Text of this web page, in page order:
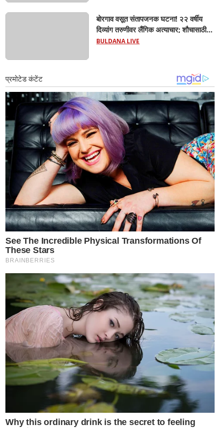
बोरगाव वसूत संतापजनक घटना! २२ वर्षीय
दिव्यांग तरुणीवर लैंगिक अत्याचार; शौचासाठी
गेलेल्या तरुणीचा पाठलाग करून अत्याचाराचा
BULDANA LIVE